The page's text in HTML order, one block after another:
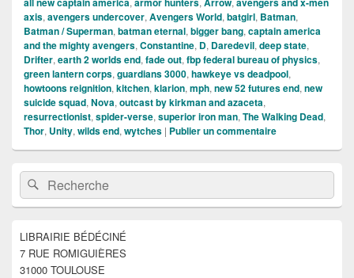
axis, avengers undercover, Avengers World, batgirl, Batman,
Batman / Superman, batman eternal, bigger bang, captain america
and the mighty avengers, Constantine, D, Daredevil, deep state,
Drifter, earth 2 worlds end, fade out, fbp federal bureau of physics,
green lantern corps, guardians 3000, hawkeye vs deadpool,
howtoons reignition, kitchen, klarion, mph, new 52 futures end, new
suicide squad, Nova, outcast by kirkman and azaceta,
resurrectionist, spider-verse, superior iron man, The Walking Dead,
Thor, Unity, wilds end, wytches | Publier un commentaire
Zone
principale
de
widget
barre
latérale
Recherche :Rechercher
LIBRAIRIE BÉDÉCINÉ
7 RUE ROMIGUIÈRES
31000 TOULOUSE